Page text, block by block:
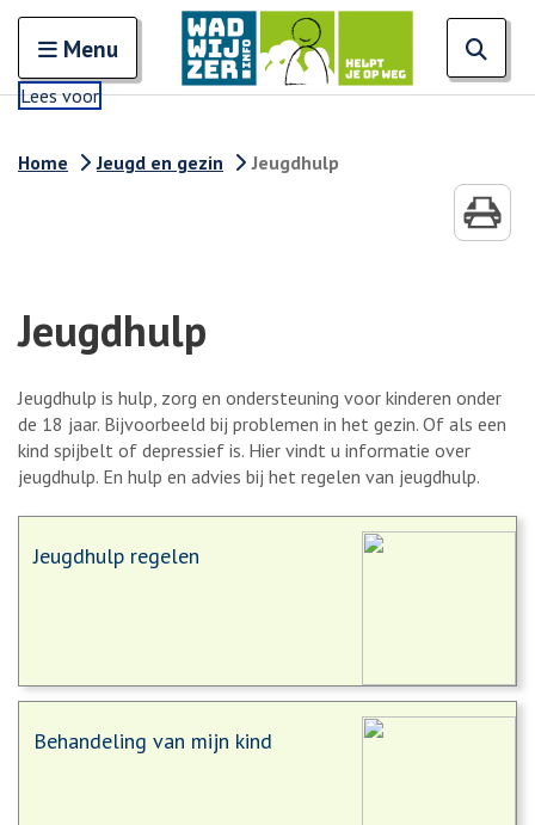
Open en sluit het
Menu
Lees voor
Home Jeugd en gezin Jeugdhulp
Jeugdhulp
Jeugdhulp is hulp, zorg en ondersteuning voor kinderen onder
de 18 jaar. Bijvoorbeeld bij problemen in het gezin. Of als een
kind spijbelt of depressief is. Hier vindt u informatie over
jeugdhulp. En hulp en advies bij het regelen van jeugdhulp.
Jeugdhulp regelen
Behandeling van mijn kind